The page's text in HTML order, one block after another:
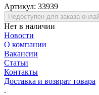
Артикул: 33939
Недоступен для заказа
Нет в наличии
Новости
О компании
Вакансии
Статьи
Контакты
Доставка и возврат товара
.